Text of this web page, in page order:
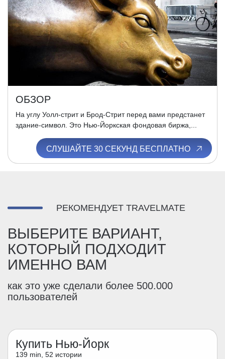
ОБЗОР
На углу Уолл-стрит и Брод-Стрит перед вами предстанет
здание-символ. Это Нью-Йоркская фондовая биржа,...
СЛУШАЙТЕ 30 СЕКУНД БЕСПЛАТНО
РЕКОМЕНДУЕТ TRAVELMATE
ВЫБЕРИТЕ ВАРИАНТ,
КОТОРЫЙ ПОДХОДИТ
ИМЕННО ВАМ
как это уже сделали более 500.000
пользователей
Купить Нью-Йорк
139 min, 52 истории